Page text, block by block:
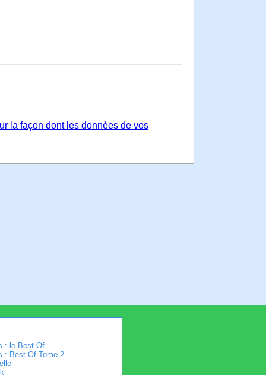
la façon dont les données de vos
: le Best Of
: Best Of Tome 2